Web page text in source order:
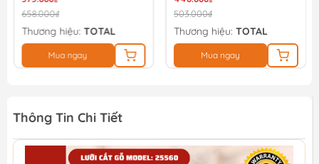
658.000₫
Thương hiệu: TOTAL
Mua ngay
503.000₫
Thương hiệu: TOTAL
Mua ngay
Thông Tin Chi Tiết